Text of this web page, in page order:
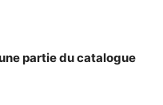
partie du catalogue